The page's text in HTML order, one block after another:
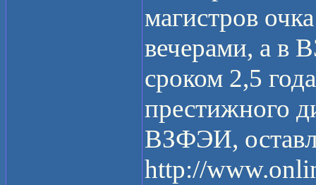
магистров
вечерами, а в
сроком 2,5
престижного
ВЗФЭИ,
http://